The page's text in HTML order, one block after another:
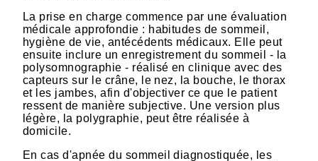
La prise en charge commence par une évaluation
médicale approfondie : habitudes de sommeil,
hygiène de vie, antécédents médicaux. Elle peut
ensuite inclure un enregistrement du sommeil - la
polysomnographie - réalisé en clinique avec des
capteurs sur le crâne, le nez, la bouche, le thorax
et les jambes, afin d'objectiver ce que le patient
ressent de manière subjective. Une version plus
légère, la polygraphie, peut être réalisée à
domicile.
En cas d'apnée du sommeil diagnostiquée, les